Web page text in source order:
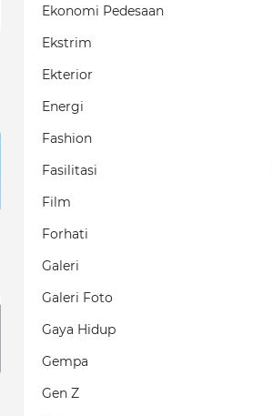
Ekonomi Pedesaan
Ekstrim
Ekterior
Energi
Fashion
Fasilitasi
Film
Forhati
Galeri
Galeri Foto
Gaya Hidup
Gempa
Gen Z